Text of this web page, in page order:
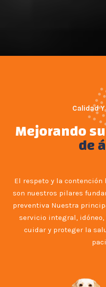
Calidad
Mejorando
de
El respeto y la
son nuestros pilares
preventiva Nuestra
servicio integral, idóneo,
cuidar y proteger la